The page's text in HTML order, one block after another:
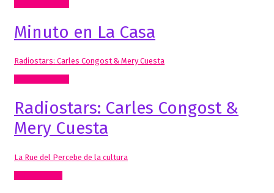
Minuto en La Casa
Radiostars: Carles Congost & Mery Cuesta
Radiostars: Carles Congost &
Mery Cuesta
La Rue del Percebe de la cultura